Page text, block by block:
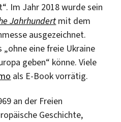
Im Jahr 2018 wurde sein
Jahrhundertmit dem
ausgezeichnet.
eine freie Ukraine
geben“ könne. Viele
als E-Book vorrätig.
an der Freien
Geschichte,